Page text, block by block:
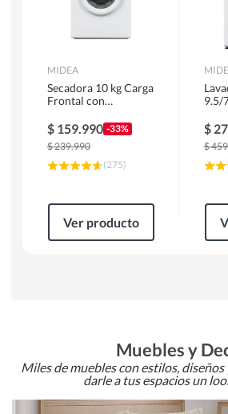
MIDEA
Secadora 10 kg Carga
Frontal con
MD100A100/W2
$ 159.990 -33%
$239.990
(275)
Ver producto
9.5/
$
$
Muebles y
Miles de muebles con estilos,
darle a tus espacios un